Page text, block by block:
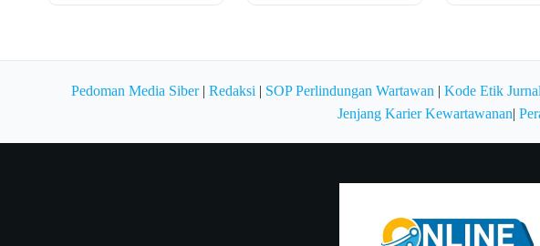
Pedoman Media Siber| Redaksi | SOP Perlindungan Wartawan | Kode Etik
Jenjang Karier Kewartawanan|